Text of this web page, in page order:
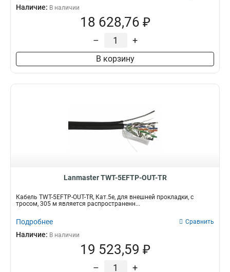
Наличие: В наличии
18 628,76 ₽
– +
В корзину
Lanmaster TWT-5EFTP-OUT-TR
Кабель TWT-5EFTP-OUT-TR, Кат.5е, для внешней прокладки, с
тросом, 305 м является распространенн...
Подробнее Сравнить
Наличие: В наличии
19 523,59 ₽
– +